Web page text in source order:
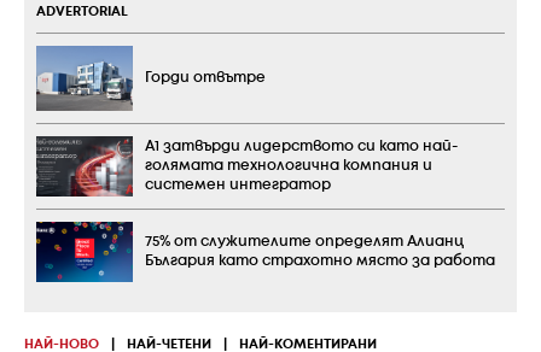
НАЙ-НОВО НАЙ-ЧЕТЕНИ НАЙ-КОМЕНТИРАНИ
ADVERTORIAL
Горди отвътре
А1 затвърди лидерството си като най-
голямата технологична компания и
системен интегратор
75% от служителите определят Алианц
България като страхотно място за работа